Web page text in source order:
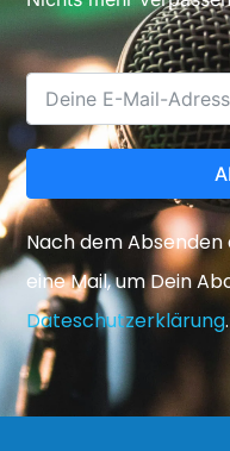
Nach dem
eine Mail, um Dein
Dateschutzerklärung.